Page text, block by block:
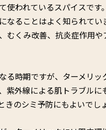
使われているスパイスです
なることはよく知られてい
くみ改善、抗炎症作用や
る時期ですが、ターメリ
紫外線による肌トラブルに
のシミ予防にもよいでし